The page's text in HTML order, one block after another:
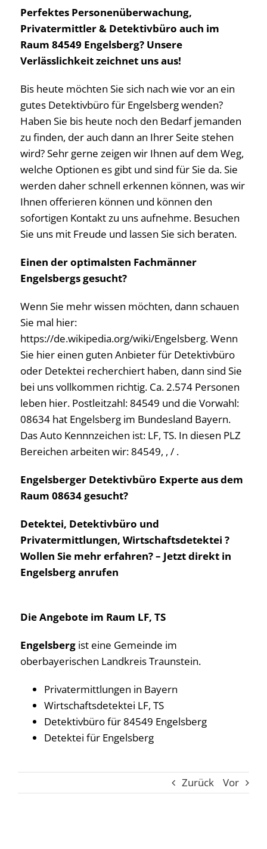
Perfektes Personenüberwachung,
Privatermittler & Detektivbüro auch im
Raum 84549 Engelsberg? Unsere
Verlässlichkeit zeichnet uns aus!
Bis heute möchten Sie sich nach wie vor an ein
gutes Detektivbüro für Engelsberg wenden?
Haben Sie bis heute noch den Bedarf jemanden
zu finden, der auch dann an Ihrer Seite stehen
wird? Sehr gerne zeigen wir Ihnen auf dem Weg,
welche Optionen es gibt und sind für Sie da. Sie
werden daher schnell erkennen können, was wir
Ihnen offerieren können und können den
sofortigen Kontakt zu uns aufnehme. Besuchen
Sie uns mit Freude und lassen Sie sich beraten.
Einen der optimalsten Fachmänner
Engelsbergs gesucht?
Wenn Sie mehr wissen möchten, dann schauen
Sie mal hier:
https://de.wikipedia.org/wiki/Engelsberg. Wenn
Sie hier einen guten Anbieter für Detektivbüro
oder Detektei recherchiert haben, dann sind Sie
bei uns vollkommen richtig. Ca. 2.574 Personen
leben hier. Postleitzahl: 84549 und die Vorwahl:
08634 hat Engelsberg im Bundesland Bayern.
Das Auto Kennnzeichen ist: LF, TS. In diesen PLZ
Bereichen arbeiten wir: 84549, , / .
Engelsberger Detektivbüro Experte aus dem
Raum 08634 gesucht?
Detektei, Detektivbüro und
Privatermittlungen, Wirtschaftsdetektei ?
Wollen Sie mehr erfahren? – Jetzt direkt in
Engelsberg anrufen
Die Angebote im Raum LF, TS
Engelsberg ist eine Gemeinde im
oberbayerischen Landkreis Traunstein.
Privatermittlungen in Bayern
Wirtschaftsdetektei LF, TS
Detektivbüro für 84549 Engelsberg
Detektei für Engelsberg
Zurück Vor